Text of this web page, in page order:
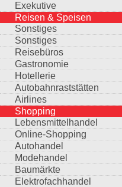
Exekutive
Reisen & Speisen
Sonstiges
Sonstiges
Reisebüros
Gastronomie
Hotellerie
Autobahnraststätten
Airlines
Shopping
Lebensmittelhandel
Online-Shopping
Autohandel
Modehandel
Baumärkte
Elektrofachhandel